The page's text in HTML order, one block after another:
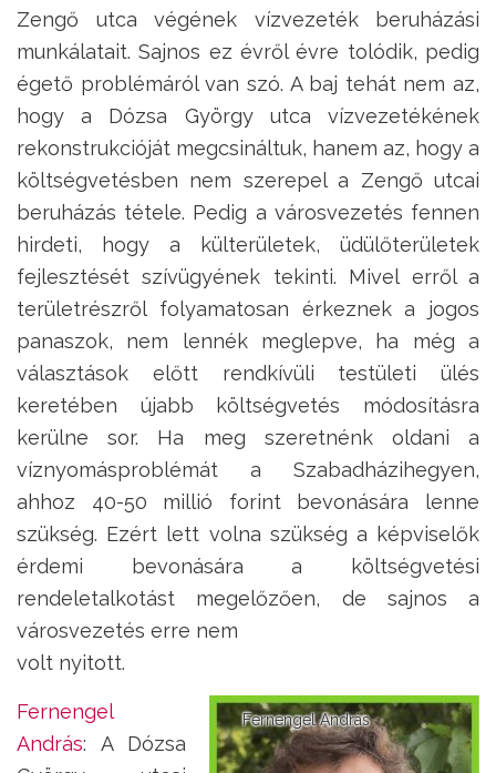
Zengő utca végének vízvezeték beruházási
munkálatait. Sajnos ez évről évre tolódik, pedig
égető problémáról van szó. A baj tehát nem az,
hogy a Dózsa György utca vízvezetékének
rekonstrukcióját megcsináltuk, hanem az, hogy a
költségvetésben nem szerepel a Zengő utcai
beruházás tétele. Pedig a városvezetés fennen
hirdeti, hogy a külterületek, üdülőterületek
fejlesztését szívügyének tekinti. Mivel erről a
területrészről folyamatosan érkeznek a jogos
panaszok, nem lennék meglepve, ha még a
választások előtt rendkívüli testületi ülés
keretében újabb költségvetés módosításra
kerülne sor. Ha meg szeretnénk oldani a
víznyomásproblémát a Szabadházihegyen,
ahhoz 40-50 millió forint bevonására lenne
szükség. Ezért lett volna szükség a képviselők
érdemi bevonására a költségvetési
rendeletalkotást megelőzően, de sajnos a
városvezetés erre nem
volt nyitott.
Fernengel András
Fernengel
András: A Dózsa